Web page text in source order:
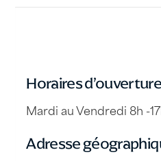
Horaires d’ouverture
Mardi au Vendredi 8h -
Adresse